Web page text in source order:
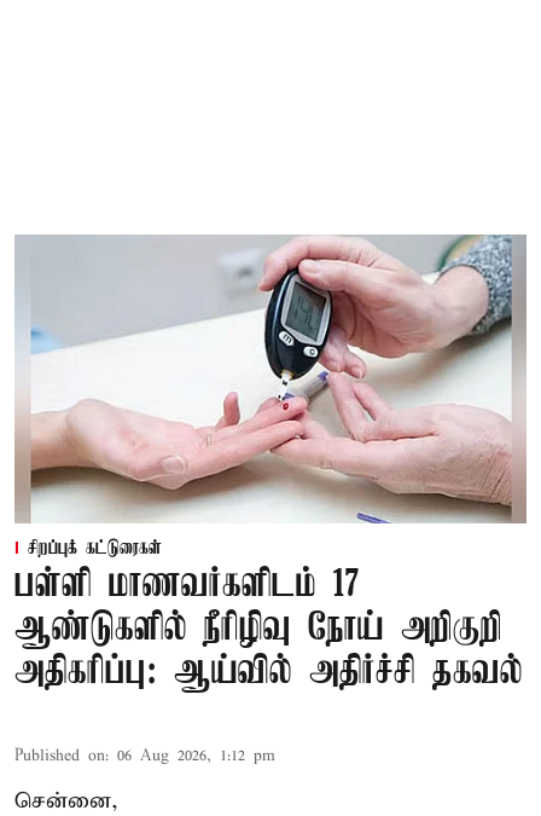
சிறப்புக் கட்டுரைகள்
பள்ளி மாணவர்களிடம் 17
ஆண்டுகளில் நீரிழிவு நோய் அறிகுறி
அதிகரிப்பு: ஆய்வில் அதிர்ச்சி தகவல்
Published on: 06 Aug 2026, 1:12 pm
சென்னை,